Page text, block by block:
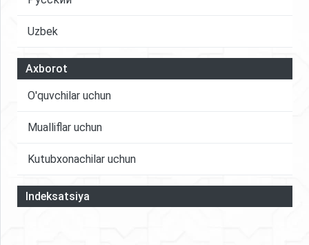
Uzbek
Axborot
O'quvchilar uchun
Mualliflar uchun
Kutubxonachilar uchun
Indeksatsiya